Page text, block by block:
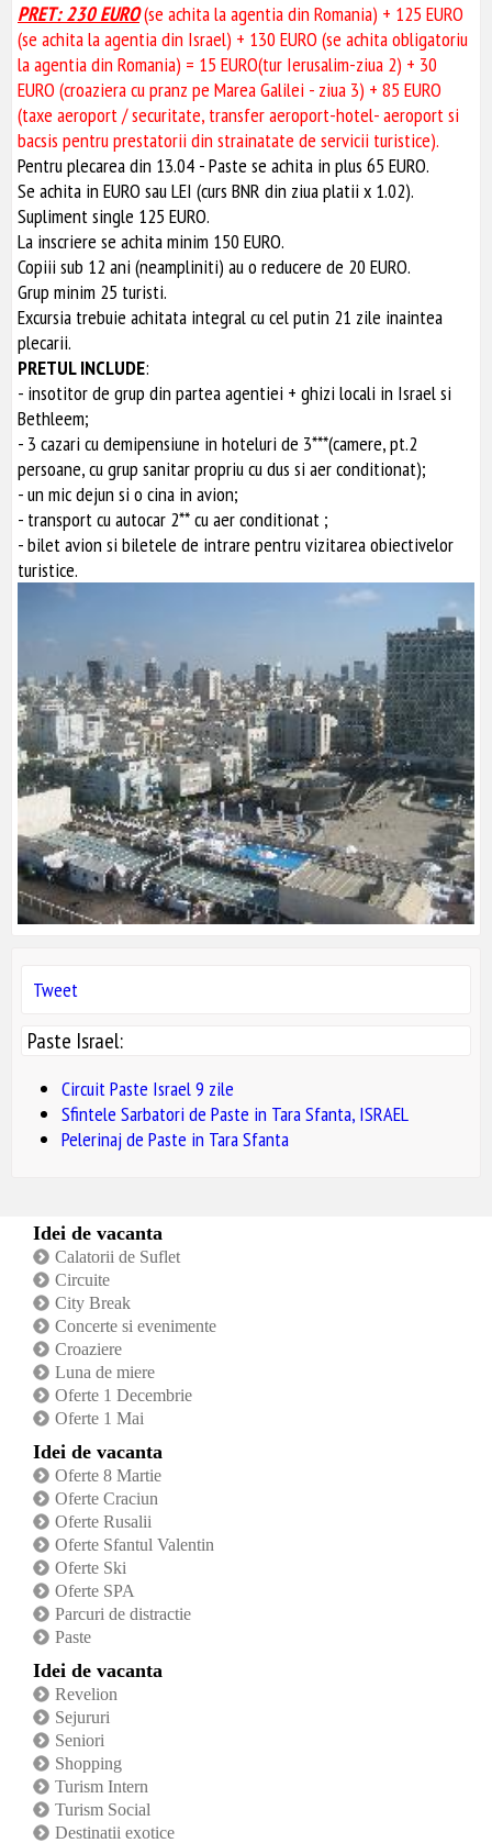
PRET: 230 EURO(se achita la agentia din Romania) + 125 EURO
(se achita la agentia din Israel) + 130 EURO (se achita obligatoriu
la agentia din Romania) = 15 EURO(tur Ierusalim-ziua 2) + 30
EURO (croaziera cu pranz pe Marea Galilei - ziua 3) + 85 EURO
(taxe aeroport / securitate, transfer aeroport-hotel- aeroport si
bacsis pentru prestatorii din strainatate de servicii turistice).
Pentru plecarea din 13.04 - Paste se achita in plus 65 EURO.
Se achita in EURO sau LEI (curs BNR din ziua platii x 1.02).
Supliment single 125 EURO.
La inscriere se achita minim 150 EURO.
Copiii sub 12 ani (neampliniti) au o reducere de 20 EURO.
Grup minim 25 turisti.
Excursia trebuie achitata integral cu cel putin 21 zile inaintea
plecarii.
PRETUL INCLUDE:
- insotitor de grup din partea agentiei + ghizi locali in Israel si
Bethleem;
- 3 cazari cu demipensiune in hoteluri de 3***(camere, pt.2
persoane, cu grup sanitar propriu cu dus si aer conditionat);
- un mic dejun si o cina in avion;
- transport cu autocar 2** cu aer conditionat ;
- bilet avion si biletele de intrare pentru vizitarea obiectivelor
turistice.
Tweet
Paste Israel:
Circuit Paste Israel 9 zile
Sfintele Sarbatori de Paste in Tara Sfanta, ISRAEL
Pelerinaj de Paste in Tara Sfanta
Idei de vacanta
Calatorii de Suflet
Circuite
City Break
Concerte si evenimente
Croaziere
Luna de miere
Oferte 1 Decembrie
Oferte 1 Mai
Idei de vacanta
Oferte 8 Martie
Oferte Craciun
Oferte Rusalii
Oferte Sfantul Valentin
Oferte Ski
Oferte SPA
Parcuri de distractie
Paste
Idei de vacanta
Revelion
Sejururi
Seniori
Shopping
Turism Intern
Turism Social
Destinatii exotice